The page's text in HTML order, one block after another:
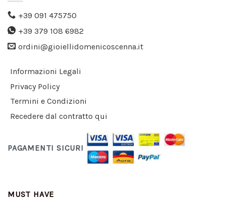
+39 091 475750
+39 379 108 6982
ordini@gioiellidomenicoscenna.it
Informazioni Legali
Privacy Policy
Termini e Condizioni
Recedere dal contratto qui
PAGAMENTI SICURI
MUST HAVE